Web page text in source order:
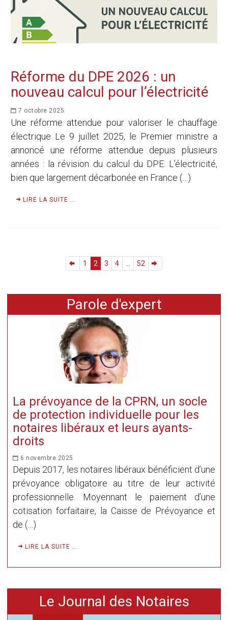
Réforme du DPE 2026 : un
nouveau calcul pour l’électricité
7 octobre 2025
Une réforme attendue pour valoriser le chauffage
électrique Le 9 juillet 2025, le Premier ministre a
annoncé une réforme attendue depuis plusieurs
années : la révision du calcul du DPE. L’électricité,
bien que largement décarbonée en France (…)
LIRE LA SUITE ...
1 2 3 4 52
Parole d'expert
La prévoyance de la CPRN, un socle
de protection individuelle pour les
notaires libéraux et leurs ayants-
droits
6 novembre 2025
Depuis 2017, les notaires libéraux bénéficient d’une
prévoyance obligatoire au titre de leur activité
professionnelle. Moyennant le paiement d’une
cotisation forfaitaire, la Caisse de Prévoyance et
de (…)
LIRE LA SUITE ...
Le Journal des Notaires